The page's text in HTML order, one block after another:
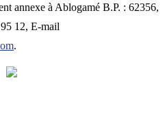
annexe à Ablogamé B.P. : 62356,
12, E-mail
.